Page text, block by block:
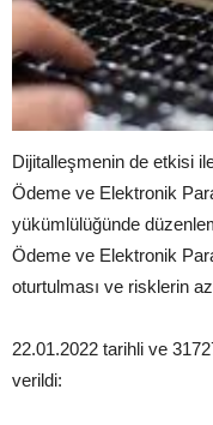
Dijitalleşmenin de etkisi
Ödeme ve Elektronik
yükümlülüğünde
Ödeme ve Elektronik
oturtulması ve risklerin
22.01.2022 tarihli ve
verildi: